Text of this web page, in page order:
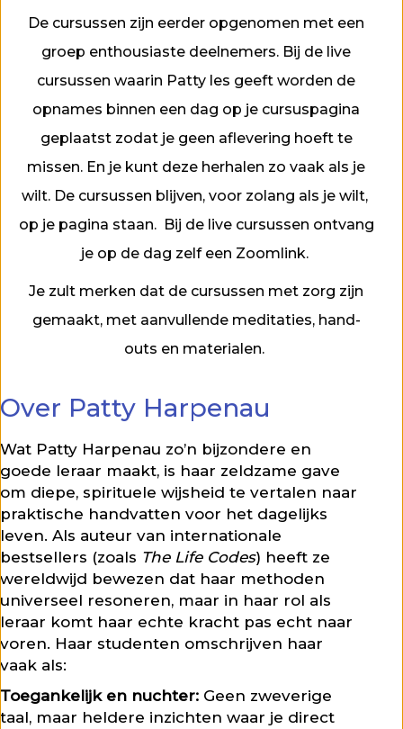
De cursussen zijn eerder opgenomen met een
groep enthousiaste deelnemers. Bij de live
cursussen waarin Patty les geeft worden de
opnames binnen een dag op je cursuspagina
geplaatst zodat je geen aflevering hoeft te
missen. En je kunt deze herhalen zo vaak als je
wilt. De cursussen blijven, voor zolang als je wilt,
op je pagina staan. Bij de live cursussen ontvang
je op de dag zelf een Zoomlink.
Je zult merken dat de cursussen met zorg zijn
gemaakt, met aanvullende meditaties, hand-
outs en materialen.
Over Patty Harpenau
Wat Patty Harpenau zo’n bijzondere en
goede leraar maakt, is haar zeldzame gave
om diepe, spirituele wijsheid te vertalen naar
praktische handvatten voor het dagelijks
leven. Als auteur van internationale
bestsellers (zoals The Life Codes) heeft ze
wereldwijd bewezen dat haar methoden
universeel resoneren, maar in haar rol als
leraar komt haar echte kracht pas echt naar
voren. Haar studenten omschrijven haar
vaak als:
Toegankelijk en nuchter: Geen zweverige
taal, maar heldere inzichten waar je direct